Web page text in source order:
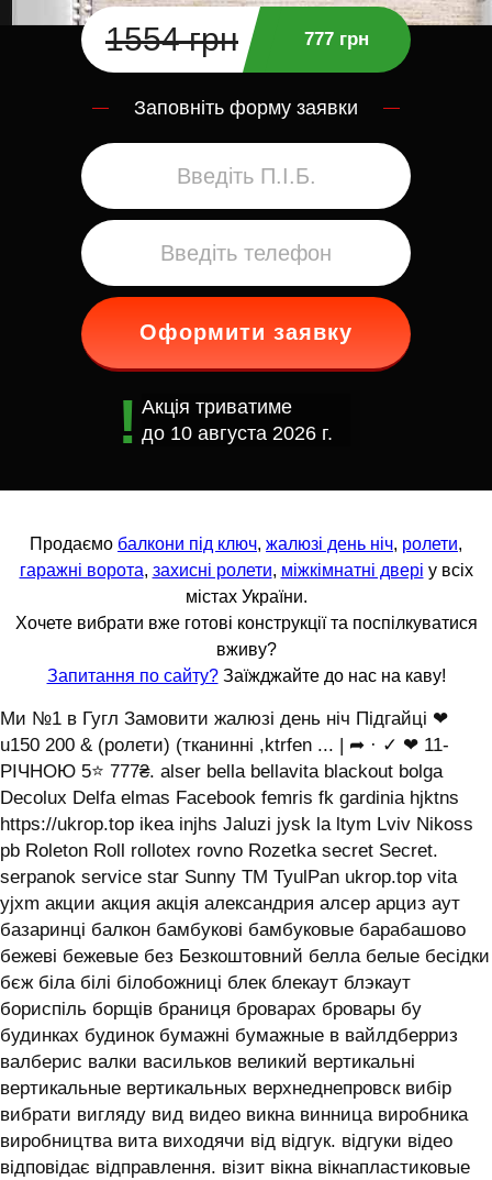
1554 грн 777 грн
Заповніть форму заявки
Оформити заявку
Акція триватиме
до 10 августа 2026 г.
Продаємо балкони під ключ, жалюзі день ніч, ролети,
гаражні ворота, захисні ролети, міжкімнатні двері у всіх
містах України.
Хочете вибрати вже готові конструкції та поспілкуватися
вживу?
Запитання по сайту?Заїжджайте до нас на каву!
Ми №1 в Гугл Замовити жалюзі день ніч Підгайці ❤
u150 200 & (ролети) (тканинні ,ktrfen ... | ➦ · ✓ ❤ 11-
РІЧНОЮ 5⭐ 777₴. alser bella bellavita blackout bolga
Decolux Delfa elmas Facebook femris fk gardinia hjktns
https://ukrop.top ikea injhs Jaluzi jysk la ltym Lviv Nikoss
pb Roleton Roll rollotex rovno Rozetka secret Secret.
serpanok service star Sunny TM TyulPan ukrop.top vita
yjxm акции акция акція александрия алсер арциз аут
базаринці балкон бамбукові бамбуковые барабашово
бежеві бежевые без Безкоштовний белла белые бесідки
бєж біла білі білобожниці блек блекаут блэкаут
бориспіль борщів браниця броварах бровары бу
будинках будинок бумажні бумажные в вайлдберриз
валберис валки васильков великий вертикальні
вертикальные вертикальных верхнеднепровск вибір
вибрати вигляду вид видео викна винница виробника
виробництва вита виходячи від відгук. відгуки відео
відповідає відправлення. візит вікна вікнапластиковые